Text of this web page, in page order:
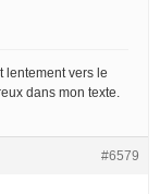
lentement vers le
dans mon texte.
#6579